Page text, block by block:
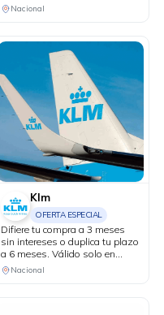
Nacional
Klm
OFERTA ESPECIAL
Difiere tu compra a 3 meses
sin intereses o duplica tu plazo
a 6 meses. Válido solo en
puntos de venta físicos y
agencias de viaje.
Nacional